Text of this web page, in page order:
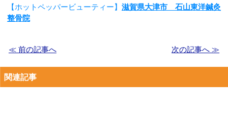
【ホットペッパービューティー】 滋賀県大津市 石山東洋鍼灸
整骨院
≪ 前の記事へ 次の記事へ ≫
関連記事